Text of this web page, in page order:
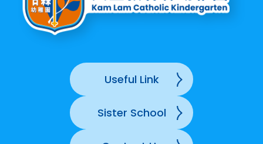
Useful Link
Sister School